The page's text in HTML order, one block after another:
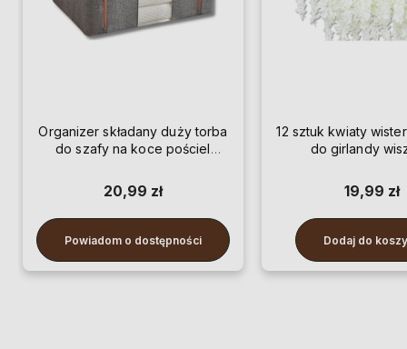
Organizer składany duży torba
do szafy na koce pościel
20,99 zł
Powiadom o dostępności
12 sztuk kwiaty
do girlandy
19,99 zł
Dodaj do